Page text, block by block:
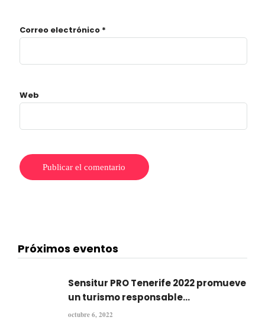
Correo electrónico *
Web
Próximos eventos
Sensitur PRO Tenerife 2022 promueve
un turismo responsable...
octubre 6, 2022